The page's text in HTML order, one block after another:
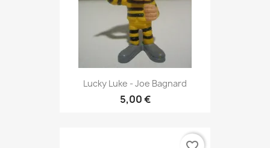
Lucky Luke - Joe Bagnard
5,00 €